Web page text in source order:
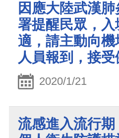
因應大陸武漢
署提醒民眾，
適，請主動向
人員報到，接
2020/1/21
流感進入流行